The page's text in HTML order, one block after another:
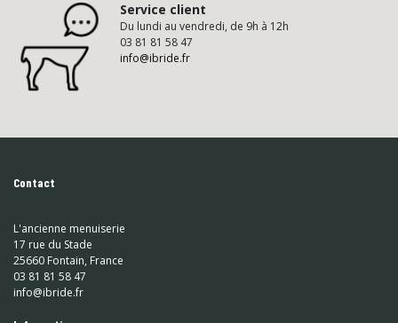
Service client
Du lundi au vendredi, de 9h à 12h
03 81 81 58 47
info@ibride.fr
Contact
L'ancienne menuiserie
17 rue du Stade
25660 Fontain, France
03 81 81 58 47
info@ibride.fr